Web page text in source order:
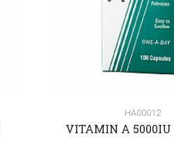
HA00012
VITAMIN A 5000IU